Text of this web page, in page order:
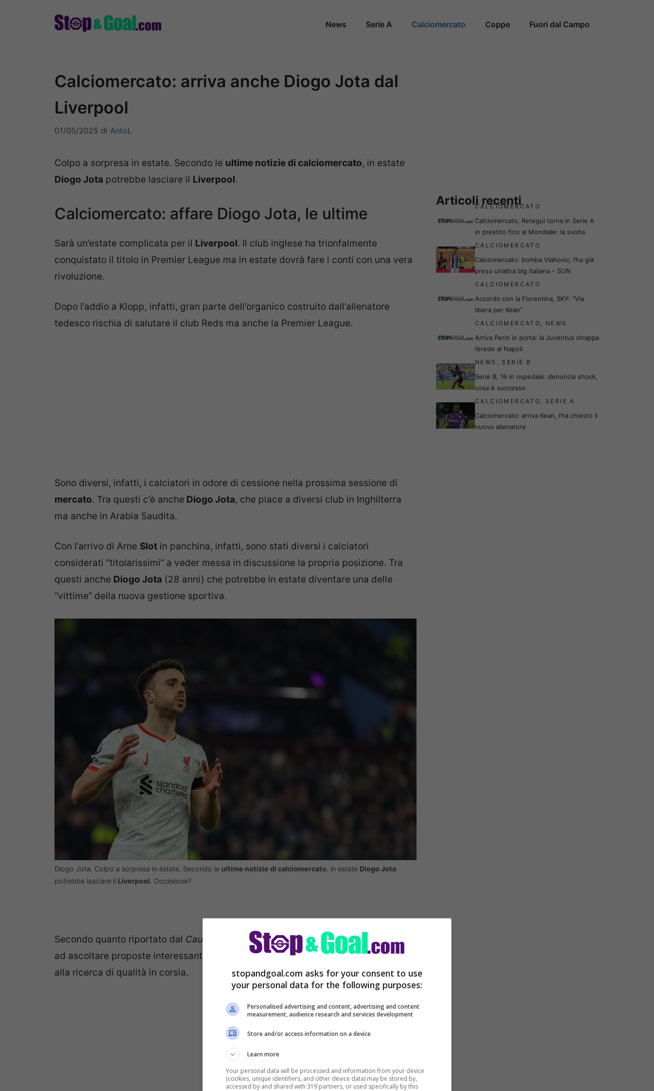
News Serie A Calciomercato Coppe Fuori dal Campo
Calciomercato: arriva anche Diogo Jota dal
Liverpool
01/05/2025 di AntoL
Colpo a sorpresa in estate. Secondo le ultime notizie di calciomercato, in estate
Diogo Jota potrebbe lasciare il Liverpool.
Calciomercato: affare Diogo Jota, le ultime
Sarà un’estate complicata per il Liverpool. Il club inglese ha trionfalmente
conquistato il titolo in Premier League ma in estate dovrà fare i conti con una vera
rivoluzione.
Dopo l’addio a Klopp, infatti, gran parte dell’organico costruito dall’allenatore
tedesco rischia di salutare il club Reds ma anche la Premier League.
Sono diversi, infatti, i calciatori in odore di cessione nella prossima sessione di
mercato. Tra questi c’è anche Diogo Jota, che piace a diversi club in Inghilterra
ma anche in Arabia Saudita.
Con l’arrivo di Arne Slot in panchina, infatti, sono stati diversi i calciatori
considerati “titolarissimi” a veder messa in discussione la propria posizione. Tra
questi anche Diogo Jota (28 anni) che potrebbe in estate diventare una delle
“vittime” della nuova gestione sportiva.
Diogo Jota. Colpo a sorpresa in estate. Secondo le ultime notizie di calciomercato, in estate Diogo Jota
potrebbe lasciare il Liverpool. Occasione?
Secondo quanto riportato dal CaughtOffside, il club inglese in estate sarà pronto
ad ascoltare proposte interessanti per l’esterno. Un invito anche per i club italiani
alla ricerca di qualità in corsia.
Articoli recenti
CALCIOMERCATO
Calciomercato, Retegui torna in Serie A
in prestito fino al Mondiale: la svolta
CALCIOMERCATO
Calciomercato: bomba Vlahovic, l’ha già
preso un’altra big italiana – SUN
CALCIOMERCATO
Accordo con la Fiorentina, SKY: “Via
libera per Kean”
CALCIOMERCATO, NEWS
Arriva Perin in porta: la Juventus strappa
l’erede al Napoli
NEWS , SERIE B
Serie B, 16 in ospedale: denuncia shock,
cosa è successo
CALCIOMERCATO, SERIE A
Calciomercato: arriva Kean, l’ha chiesto il
nuovo allenatore
stopandgoal.com asks for your consent to use
your personal data for the following purposes:
Personalised advertising and content, advertising and content
measurement, audience research and services development
Store and/or access information on a device
Learn more
Your personal data will be processed and information from your device
(cookies, unique identifiers, and other device data) may be stored by,
accessed by and shared with 319 partners, or used specifically by this